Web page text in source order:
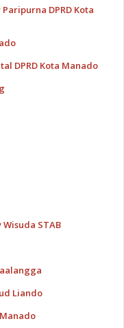
DPRD Kota
DPRD Kota Manado
STAB
Liando